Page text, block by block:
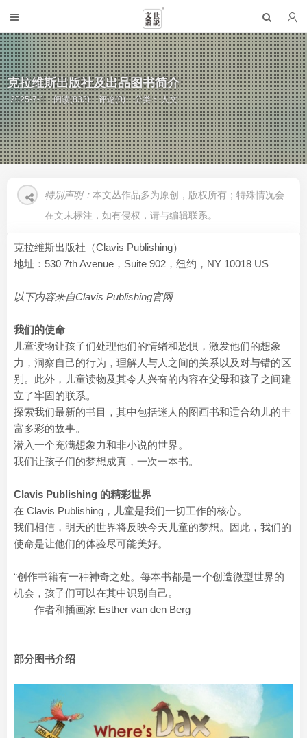
克拉维斯出版社及出品图书简介
2025-7-1 阅读(833) 评论(0) 分类：人文
特别声明： 本文丛作品多为原创，版权所有；特殊情况会
在文末标注，如有侵权，请与编辑联系。
克拉维斯出版社（Clavis Publishing）
地址：530 7th Avenue，Suite 902，纽约，NY 10018 US
以下内容来自Clavis Publishing官网
我们的使命
儿童读物让孩子们处理他们的情绪和恐惧，激发他们的想象
力，洞察自己的行为，理解人与人之间的关系以及对与错的区
别。此外，儿童读物及其令人兴奋的内容在父母和孩子之间建
立了牢固的联系。
探索我们最新的书目，其中包括迷人的图画书和适合幼儿的丰
富多彩的故事。
潜入一个充满想象力和非小说的世界。
我们让孩子们的梦想成真，一次一本书。
Clavis Publishing 的精彩世界
在 Clavis Publishing，儿童是我们一切工作的核心。
我们相信，明天的世界将反映今天儿童的梦想。因此，我们的
使命是让他们的体验尽可能美好。
“创作书籍有一种神奇之处。每本书都是一个创造微型世界的
机会，孩子们可以在其中识别自己。
——作者和插画家 Esther van den Berg
部分图书介绍